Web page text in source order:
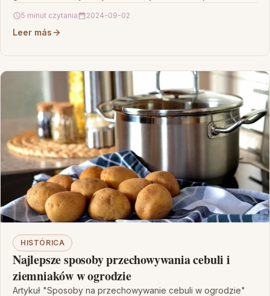
5 minut czytania 2024-09-02
Leer más
HISTÓRICA
Najlepsze sposoby przechowywania cebuli i
ziemniaków w ogrodzie
Artykuł "Sposoby na przechowywanie cebuli w ogrodzie"